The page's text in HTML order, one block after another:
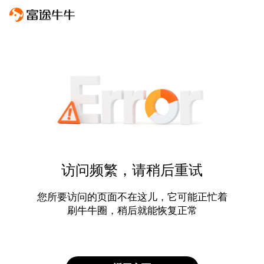
访问频繁，请稍后重试
您所要访问的页面不在这儿，它可能正忙着
刷牛牛圈，稍后就能恢复正常